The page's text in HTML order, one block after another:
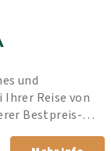
und
Reise von
Bestpreis-